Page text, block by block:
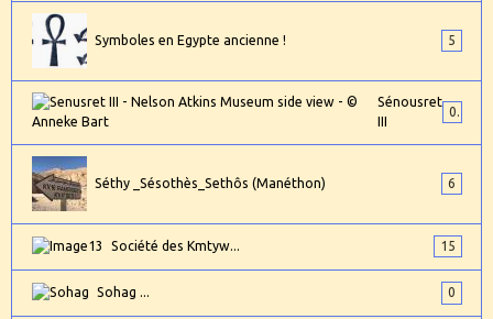
Symboles en Egypte ancienne ! 5
Sénousret
0
Séthy _Sésothès_Sethôs (Manéthon) 6
Société des Kmtyw... 15
Sohag ... 0